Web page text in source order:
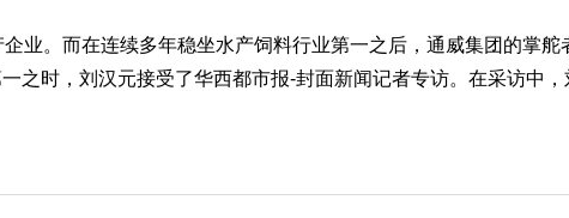
业。而在连续多年稳坐水产饲料行业第一之后，通威集团的掌
之时，刘汉元接受了华西都市报-封面新闻记者专访。在采访中，